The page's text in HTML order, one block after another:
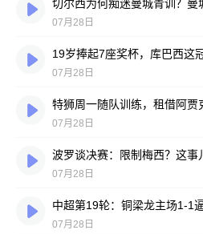
07月28日
19岁捧起7座奖杯，库巴西这
07月28日
07月28日
07月28日
07月28日